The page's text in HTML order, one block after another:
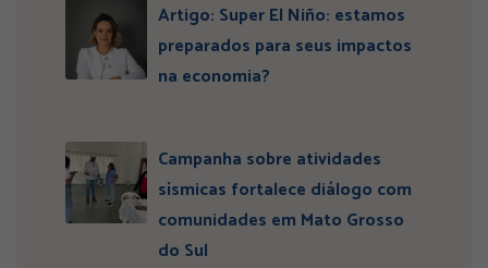
Artigo: Super El Niño: estamos
preparados para seus impactos
na economia?
Campanha sobre atividades
sísmicas fortalece diálogo com
comunidades em Mato Grosso
do Sul